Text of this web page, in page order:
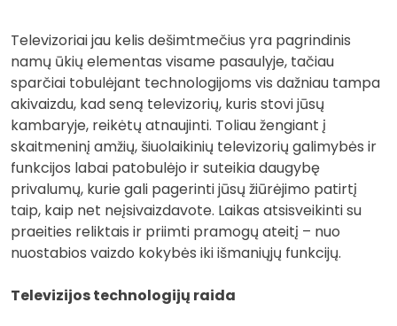
Televizoriai jau kelis dešimtmečius yra pagrindinis
namų ūkių elementas visame pasaulyje, tačiau
sparčiai tobulėjant technologijoms vis dažniau tampa
akivaizdu, kad seną televizorių, kuris stovi jūsų
kambaryje, reikėtų atnaujinti. Toliau žengiant į
skaitmeninį amžių, šiuolaikinių televizorių galimybės ir
funkcijos labai patobulėjo ir suteikia daugybę
privalumų, kurie gali pagerinti jūsų žiūrėjimo patirtį
taip, kaip net neįsivaizdavote. Laikas atsisveikinti su
praeities reliktais ir priimti pramogų ateitį – nuo
nuostabios vaizdo kokybės iki išmaniųjų funkcijų.
Televizijos technologijų raida